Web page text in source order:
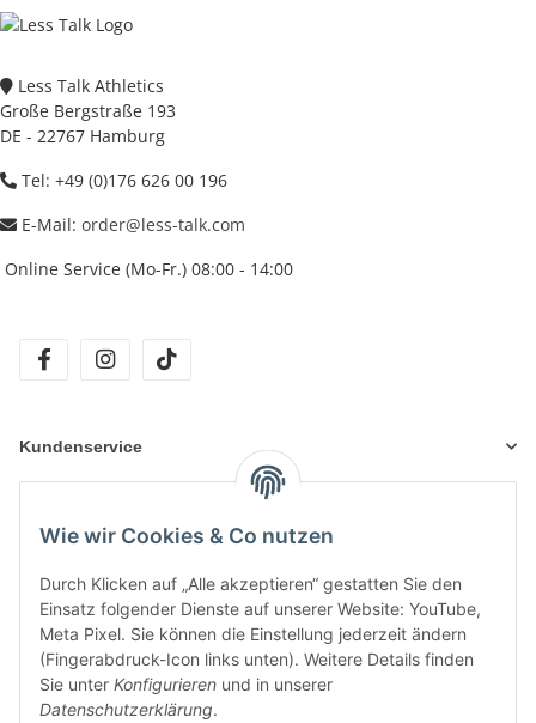
Wie wir Cookies & Co nutzen
Durch Klicken auf „Alle akzeptieren“ gestatten Sie den
Einsatz folgender Dienste auf unserer Website: YouTube,
Meta Pixel. Sie können die Einstellung jederzeit ändern
(Fingerabdruck-Icon links unten). Weitere Details finden
Sie unter Konfigurieren und in unserer
Datenschutzerklärung.
Less Talk Athletics
Große Bergstraße 193
DE - 22767 Hamburg
Tel: +49 (0)176 626 00 196
E-Mail: order@less-talk.com
Online Service (Mo-Fr.) 08:00 - 14:00
facebookinstagram
Kundenservice
Unsere Produkte